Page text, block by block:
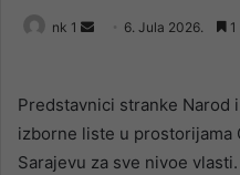
nk 1
Send 6. Jula 2026.
Predstavnici stranke Narod
izborne liste u
Sarajevu za sve nivoe vlasti.